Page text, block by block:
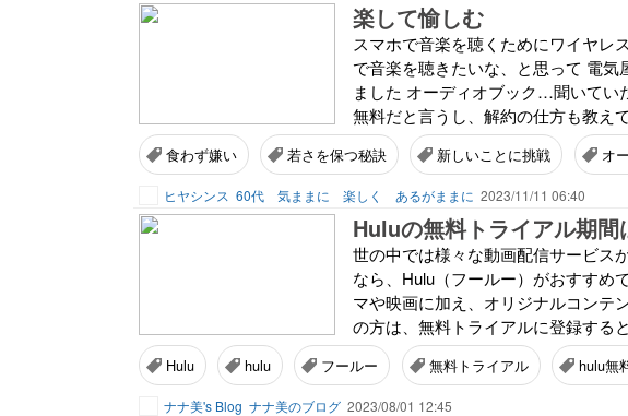
楽して愉しむ
スマホで音楽を聴くためにワイヤレ
で音楽を聴きたいな、と思って 電
ました オーディオブック…聞いてい
無料だと言うし、解約の仕方も教え
食わず嫌い 若さを保つ秘訣 新しいことに挑戦 オ
ヒヤシンス 60代 気ままに 楽しく あるがままに 2023/11/11 06:40
世の中では様々な動画配信サービス
なら、Hulu（フールー）がおすすめ
マや映画に加え、オリジナルコンテ
の方は、無料トライアルに登録する
Hulu hulu フールー 無料トライアル hulu無
ナナ美's Blog ナナ美のブログ 2023/08/01 12:45